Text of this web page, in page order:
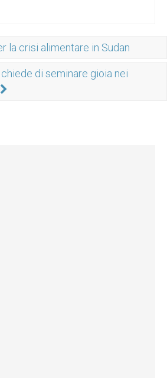
la crisi alimentare in Sudan
di seminare gioia nei